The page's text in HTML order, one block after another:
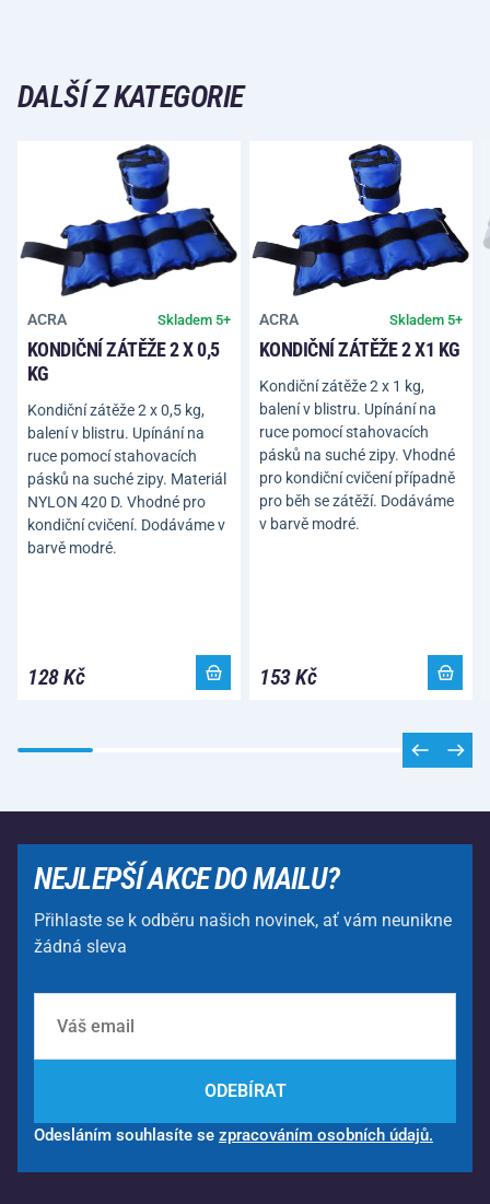
DALŠÍ Z KATEGORIE
ACRA Skladem 5+
KONDIČNÍ ZÁTĚŽE 2 X 0,5
KG
Kondiční zátěže 2 x 0,5 kg,
balení v blistru. Upínání na
ruce pomocí stahovacích
pásků na suché zipy. Materiál
NYLON 420 D. Vhodné pro
kondiční cvičení. Dodáváme v
barvě modré.
128 Kč
ACRA Skladem 5+
KONDIČNÍ ZÁTĚŽE 2 X1 KG
Kondiční zátěže 2 x 1 kg,
balení v blistru. Upínání na
ruce pomocí stahovacích
pásků na suché zipy. Vhodné
pro kondiční cvičení případně
pro běh se zátěží. Dodáváme
v barvě modré.
153 Kč
NEJLEPŠÍ AKCE DO MAILU?
Přihlaste se k odběru našich novinek, ať vám neunikne
žádná sleva
ODEBÍRAT
Odesláním souhlasíte se zpracováním osobních údajů.